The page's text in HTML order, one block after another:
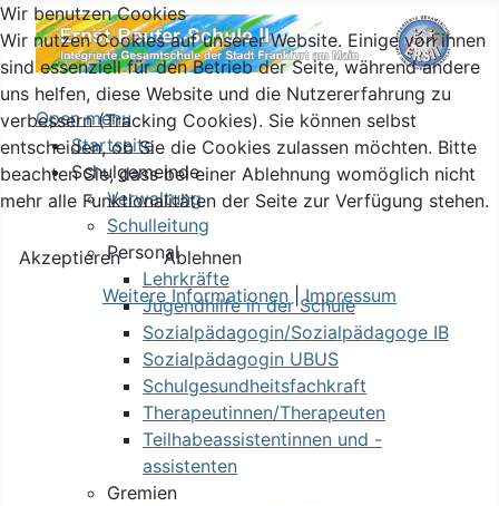
Open menu
Startseite
Schulgemeinde
Verwaltung
Schulleitung
Personal
Lehrkräfte
Jugendhilfe in der Schule
Sozialpädagogin/Sozialpädagoge IB
Sozialpädagogin UBUS
Schulgesundheitsfachkraft
Therapeutinnen/Therapeuten
Teilhabeassistentinnen und -
assistenten
Gremien
Wir benutzen Cookies
Wir nutzen Cookies auf unserer Website. Einige von ihnen
sind essenziell für den Betrieb der Seite, während andere
uns helfen, diese Website und die Nutzererfahrung zu
verbessern (Tracking Cookies). Sie können selbst
entscheiden, ob Sie die Cookies zulassen möchten. Bitte
beachten Sie, dass bei einer Ablehnung womöglich nicht
mehr alle Funktionalitäten der Seite zur Verfügung stehen.
Akzeptieren
Ablehnen
Weitere Informationen |Impressum